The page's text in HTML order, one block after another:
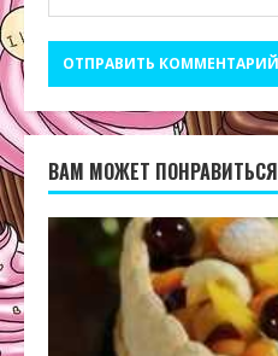
ВАМ МОЖЕТ ПОНРАВИТЬСЯ